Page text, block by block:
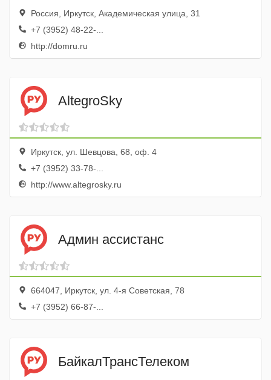
Россия, Иркутск, Академическая улица, 31
+7 (3952) 48-22-...
http://domru.ru
AltegroSky
Иркутск, ул. Шевцова, 68, оф. 4
+7 (3952) 33-78-...
http://www.altegrosky.ru
Админ ассистанс
664047, Иркутск, ул. 4-я Советская, 78
+7 (3952) 66-87-...
БайкалТрансТелеком